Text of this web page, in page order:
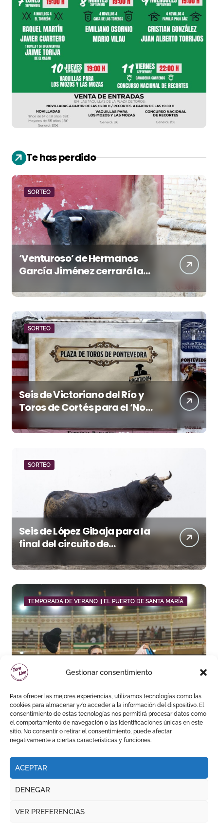
Gestionar consentimiento
Para ofrecer las mejores experiencias, utilizamos tecnologías como las
cookies para almacenar y/o acceder a la información del dispositivo. El
consentimiento de estas tecnologías nos permitirá procesar datos como
el comportamiento de navegación o las identificaciones únicas en este
sitio. No consentir o retirar el consentimiento, puede afectar
negativamente a ciertas características y funciones.
ACEPTAR
DENEGAR
VER PREFERENCIAS
Te has perdido
SORTEO
‘Venturoso’ de Hermanos
García Jiménez cerrará la
SORTEO
Seis de Victoriano del Río y
Toros de Cortés para el ‘No
Hay Localidades’ de esta
tarde en Pontevedra
SORTEO
Seis de López Gibaja para la
final del circuito de
Málaga
TEMPORADA DE VERANO || EL PUERTO DE SANTA MARÍA
Daniel Crespo reivindica su
sitio con una gran faena y dos
orejas